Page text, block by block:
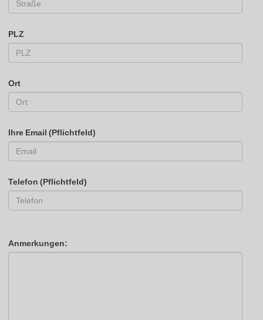
PLZ
Ort
Ihre Email (Pflichtfeld)
Telefon (Pflichtfeld)
Anmerkungen: